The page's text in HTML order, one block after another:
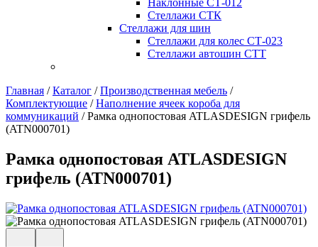
Наклонные СТ-012
Стеллажи СТК
Стеллажи для шин
Стеллажи для колес СТ-023
Стеллажи автошин СТТ
Главная /Каталог /Производственная мебель /
Комплектующие /Наполнение ячеек короба для
коммуникаций /Рамка однопостовая ATLASDESIGN грифель
(ATN000701)
Рамка однопостовая ATLASDESIGN
грифель (ATN000701)